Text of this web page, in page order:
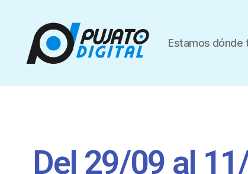
Estamos dónde
Del 29/09 al